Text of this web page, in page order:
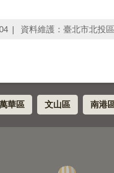
資料維護：臺北市北投
華區 文山區 南港